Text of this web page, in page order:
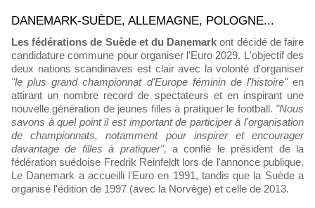
DANEMARK-SUÈDE, ALLEMAGNE, POLOGNE...
Les fédérations de Suède et du Danemark ont décidé de faire
candidature commune pour organiser l'Euro 2029. L'objectif des
deux nations scandinaves est clair avec la volonté d'organiser
"le plus grand championnat d'Europe féminin de l'histoire" en
attirant un nombre record de spectateurs et en inspirant une
nouvelle génération de jeunes filles à pratiquer le football. "Nous
savons à quel point il est important de participer à l'organisation
de championnats, notamment pour inspirer et encourager
davantage de filles à pratiquer", a confié le président de la
fédération suédoise Fredrik Reinfeldt lors de l'annonce publique.
Le Danemark a accueilli l'Euro en 1991, tandis que la Suède a
organisé l'édition de 1997 (avec la Norvège) et celle de 2013.